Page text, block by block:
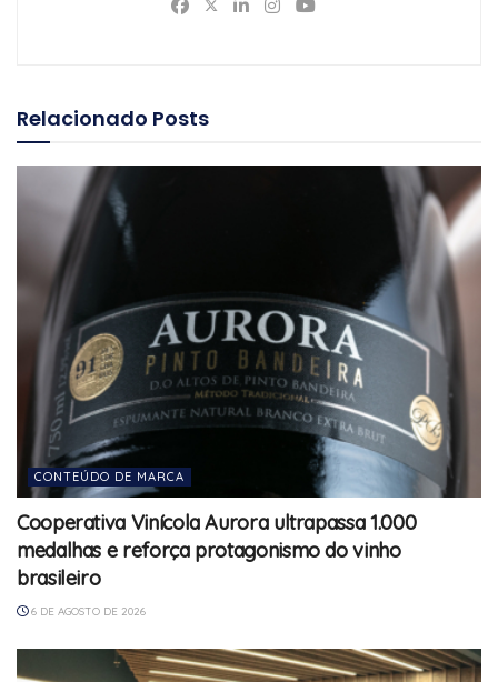
Relacionado Posts
CONTEÚDO DE MARCA
Cooperativa Vinícola Aurora ultrapassa 1.000
medalhas e reforça protagonismo do vinho
brasileiro
6 DE AGOSTO DE 2026